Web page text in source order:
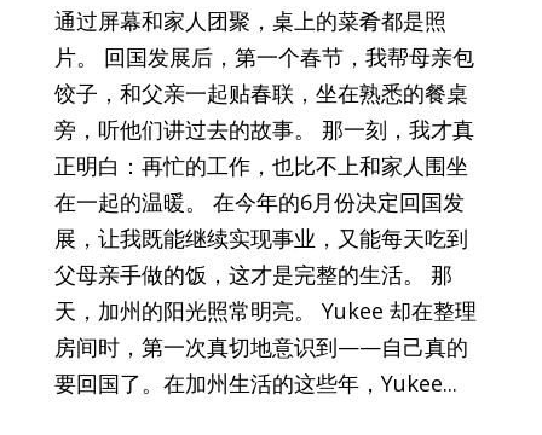
通过屏幕和家人团聚，桌上的菜肴都是照
片。 回国发展后，第一个春节，我帮母亲包
饺子，和父亲一起贴春联，坐在熟悉的餐桌
旁，听他们讲过去的故事。 那一刻，我才真
正明白：再忙的工作，也比不上和家人围坐
在一起的温暖。 在今年的6月份决定回国发
展，让我既能继续实现事业，又能每天吃到
父母亲手做的饭，这才是完整的生活。 那
天，加州的阳光照常明亮。 Yukee 却在整理
房间时，第一次真切地意识到——自己真的
要回国了。在加州生活的这些年，Yukee...